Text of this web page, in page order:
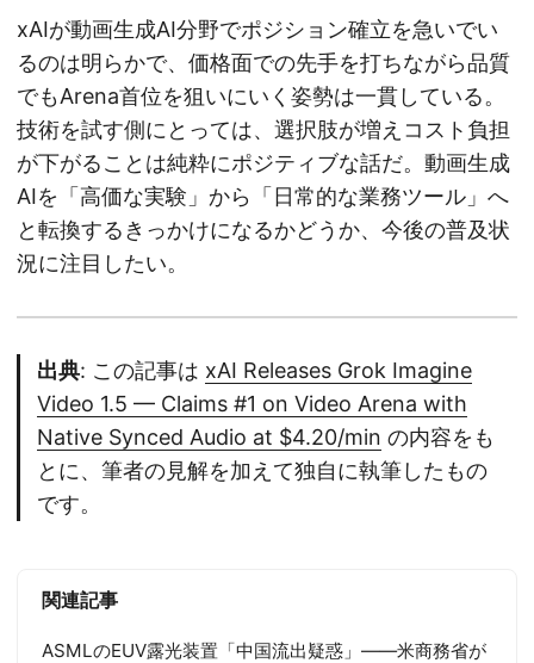
xAIが動画生成AI分野でポジション確立を急いでい
るのは明らかで、価格面での先手を打ちながら品質
でもArena首位を狙いにいく姿勢は一貫している。
技術を試す側にとっては、選択肢が増えコスト負担
が下がることは純粋にポジティブな話だ。動画生成
AIを「高価な実験」から「日常的な業務ツール」へ
と転換するきっかけになるかどうか、今後の普及状
況に注目したい。
出典: この記事は xAI Releases Grok Imagine
Video 1.5 — Claims #1 on Video Arena with
Native Synced Audio at $4.20/min の内容をも
とに、筆者の見解を加えて独自に執筆したもの
です。
関連記事
ASMLのEUV露光装置「中国流出疑惑」——米商務省が